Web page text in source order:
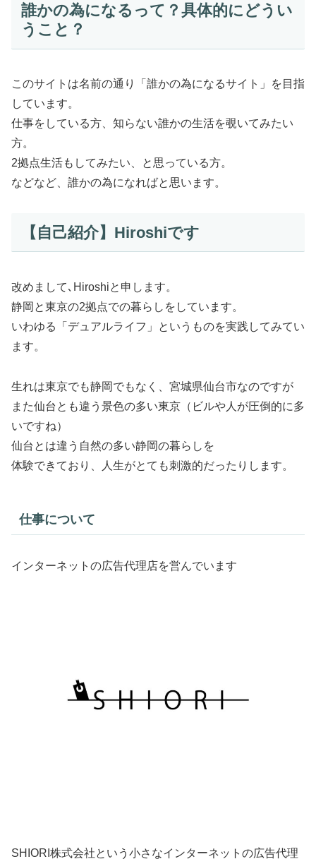
誰かの為になるって？具体的にどうい
うこと？
このサイトは名前の通り「誰かの為になるサイト」を目指
しています。
仕事をしている方、知らない誰かの生活を覗いてみたい
方。
2拠点生活もしてみたい、と思っている方。
などなど、誰かの為になればと思います。
【自己紹介】Hiroshiです
改めまして､Hiroshiと申します。
静岡と東京の2拠点での暮らしをしています。
いわゆる「デュアルライフ」というものを実践してみてい
ます。
生れは東京でも静岡でもなく、宮城県仙台市なのですが
また仙台とも違う景色の多い東京（ビルや人が圧倒的に多
いですね）
仙台とは違う自然の多い静岡の暮らしを
体験できており、人生がとても刺激的だったりします。
仕事について
インターネットの広告代理店を営んでいます
SHIORI株式会社という小さなインターネットの広告代理